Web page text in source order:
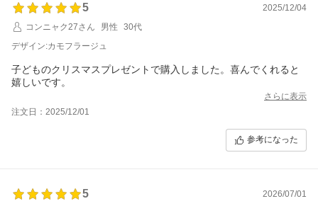
5
2025/12/04
コンニャク27さん
男性
30代
デザイン:カモフラージュ
子どものクリスマスプレゼントで購入しました。喜んでくれると
嬉しいです。
さらに表示
注文日：2025/12/01
参考になった
5
2026/07/01